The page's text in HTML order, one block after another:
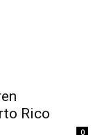
Rico
0